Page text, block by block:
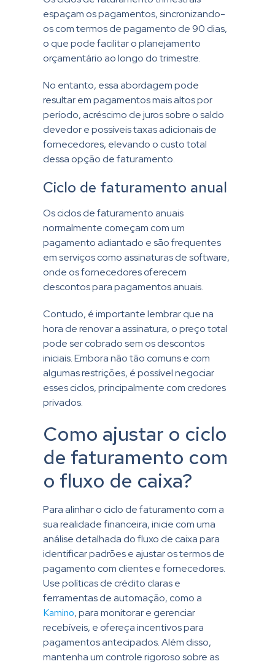
espaçam os pagamentos, sincronizando-
os com termos de pagamento de 90 dias,
o que pode facilitar o planejamento
orçamentário ao longo do trimestre.
No entanto, essa abordagem pode
resultar em pagamentos mais altos por
período, acréscimo de juros sobre o saldo
devedor e possíveis taxas adicionais de
fornecedores, elevando o custo total
dessa opção de faturamento.
Ciclo de faturamento anual
Os ciclos de faturamento anuais
normalmente começam com um
pagamento adiantado e são frequentes
em serviços como assinaturas de software,
onde os fornecedores oferecem
descontos para pagamentos anuais.
Contudo, é importante lembrar que na
hora de renovar a assinatura, o preço total
pode ser cobrado sem os descontos
iniciais. Embora não tão comuns e com
algumas restrições, é possível negociar
esses ciclos, principalmente com credores
privados.
Como ajustar o ciclo
de faturamento com
o fluxo de caixa?
Para alinhar o ciclo de faturamento com a
sua realidade financeira, inicie com uma
análise detalhada do fluxo de caixa para
identificar padrões e ajustar os termos de
pagamento com clientes e fornecedores.
Use políticas de crédito claras e
ferramentas de automação, como a
Kamino, para monitorar e gerenciar
recebíveis, e ofereça incentivos para
pagamentos antecipados. Além disso,
mantenha um controle rigoroso sobre as